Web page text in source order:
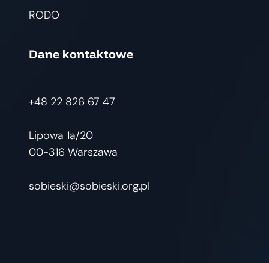
RODO
Dane kontaktowe
+48 22 826 67 47
Lipowa 1a/20
00-316 Warszawa
sobieski@sobieski.org.pl